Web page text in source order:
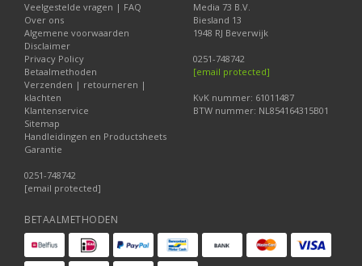
Veelgestelde vragen | FAQ
Over ons
Algemene voorwaarden
Disclaimer
Privacy Policy
Betaalmethoden
Verzenden | retourneren |
klachten
Klantenservice
Sitemap
Handleidingen en Productsheets
Garantie
0251-748742
[email protected]
Media 73 B.V.
Biesland 13
1948 RJ Beverwijk
0251-748742
[email protected]
KvK nummer: 61011487
BTW nummer: NL854164315B01
BETAALMETHODEN